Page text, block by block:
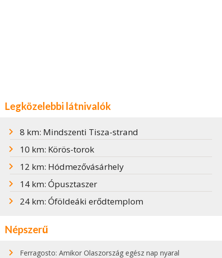
Legközelebbi látnivalók
8 km: Mindszenti Tisza-strand
10 km: Körös-torok
12 km: Hódmezővásárhely
14 km: Ópusztaszer
24 km: Óföldeáki erődtemplom
Népszerű
Ferragosto: Amikor Olaszország egész nap nyaral